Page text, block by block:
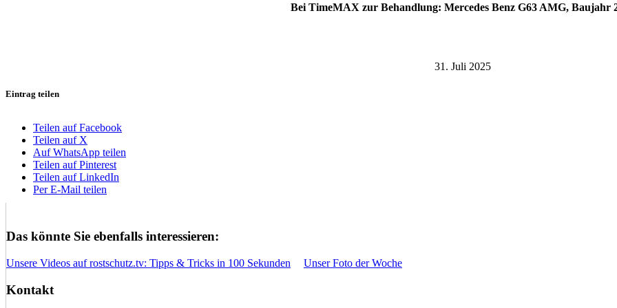
Bei TimeMAX zur Behandlung: Mercedes Benz G63 AMG, Baujahr
31. Juli 2025
Eintrag teilen
Teilen auf Facebook
Teilen auf X
Auf WhatsApp teilen
Teilen auf Pinterest
Teilen auf LinkedIn
Per E-Mail teilen
Das könnte Sie ebenfalls interessieren:
Unsere Videos auf rostschutz.tv: Tipps & Tricks in 100 Sekunden Unser Foto der Woche
Kontakt